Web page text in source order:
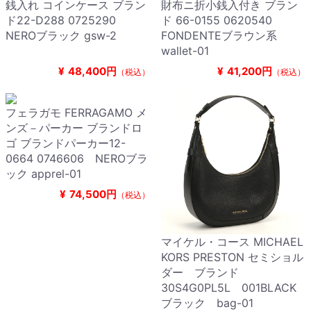
銭入れ コインケース ブラン
ド22-D288 0725290
NEROブラック gsw-2
¥ 48,400円 （税込）
財布ニ折小銭入付き ブラン
ド 66-0155 0620540
FONDENTEブラウン系
wallet-01
¥ 41,200円 （税込）
フェラガモ FERRAGAMO メ
ンズ－パーカー ブランドロ
ゴ ブランドパーカー12-
0664 0746606 NEROブラ
ック apprel-01
¥ 74,500円 （税込）
マイケル・コース MICHAEL
KORS PRESTON セミショル
ダー ブランド
30S4G0PL5L 001BLACK
ブラック bag-01